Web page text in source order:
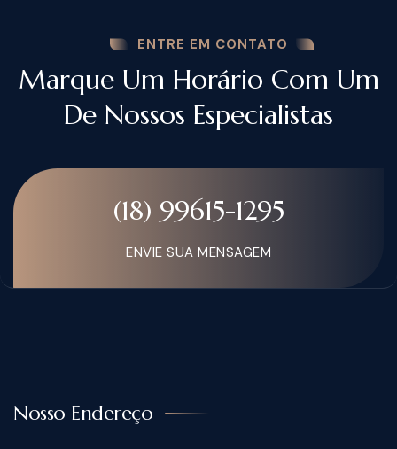
ENTRE EM CONTATO
Marque Um Horário Com Um
De Nossos Especialistas
(18) 99615-1295
ENVIE SUA MENSAGEM
Nosso Endereço